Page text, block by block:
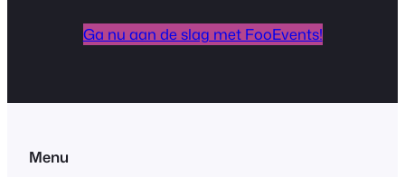
Ga nu aan de slag met FooEvents!
Menu